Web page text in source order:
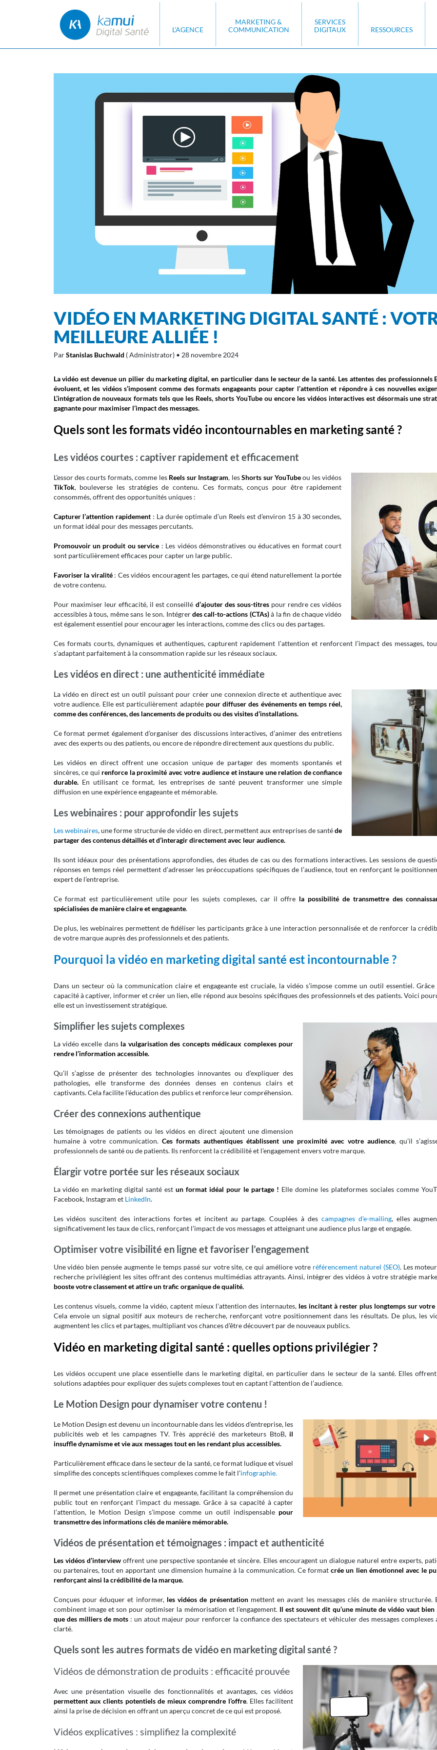
L'AGENCE
MARKETING &
COMMUNICATION
SERVICES
DIGITAUX
RESSOURCES
VIDÉO EN MARKETING DIGITAL SANTÉ :
MEILLEURE ALLIÉE !
ParStanislas Buchwald ( Administrator) • 28 novembre 2024
La vidéo est devenue un pilier du marketing digital, en particulier dans le secteur de la santé. Les attentes des professionnels
évoluent, et les vidéos s’imposent comme des formats engageants pour capter l’attention et répondre à ces nouvelles
L’intégration de nouveaux formats tels que les Reels, shorts YouTube ou encore les vidéos interactives est désormais une
gagnante pour maximiser l’impact des messages.
Quels sont les formats vidéo incontournables en marketing santé ?
Les vidéos courtes : captiver rapidement et efficacement
L’essor des courts formats, comme les Reels sur Instagram, lesShorts sur YouTubeou les vidéos
TikTok, bouleverse les stratégies de contenu. Ces formats, conçus pour être rapidement
consommés, offrent des opportunités uniques :
Capturer l’attention rapidement : La durée optimale d’un Reels est d’environ 15 à 30 secondes,
un format idéal pour des messages percutants.
Promouvoir un produit ou service : Les vidéos démonstratives ou éducatives en format court
sont particulièrement efficaces pour capter un large public.
Favoriser la viralité: Ces vidéos encouragent les partages, ce qui étend naturellement la portée
de votre contenu.
Pour maximiser leur efficacité, il est conseillé d’ajouter des sous-titrespour rendre ces vidéos
accessibles à tous, même sans le son. Intégrerdes call-to-actions (CTAs)à la fin de chaque vidéo
est également essentiel pour encourager les interactions, comme des clics ou des partages.
Ces formats courts, dynamiques et authentiques, capturent rapidement l’attention et renforcent l’impact des messages,
s’adaptant parfaitement à la consommation rapide sur les réseaux sociaux.
Les vidéos en direct : une authenticité immédiate
La vidéo en direct est un outil puissant pour créer une connexion directe et authentique avec
votre audience. Elle est particulièrement adaptée pour diffuser des événements en temps réel,
comme des conférences, des lancements de produits ou des visites d’installations.
Ce format permet également d’organiser des discussions interactives, d’animer des entretiens
avec des experts ou des patients, ou encore de répondre directement aux questions du public.
Les vidéos en direct offrent une occasion unique de partager des moments spontanés et
sincères, ce qui renforce la proximité avec votre audience et instaure une relation de confiance
durable.En utilisant ce format, les entreprises de santé peuvent transformer une simple
diffusion en une expérience engageante et mémorable.
Les webinaires : pour approfondir les sujets
Les webinaires, une forme structurée de vidéo en direct, permettent aux entreprises de santéde
partager des contenus détaillés et d’interagir directement avec leur audience.
Ils sont idéaux pour des présentations approfondies, des études de cas ou des formations interactives. Les sessions de
réponses en temps réel permettent d’adresser les préoccupations spécifiques de l’audience, tout en renforçant le
expert de l’entreprise.
Ce format est particulièrement utile pour les sujets complexes, car il offre la possibilité de transmettre des
spécialisées de manière claire et engageante.
De plus, les webinaires permettent de fidéliser les participants grâce à une interaction personnalisée et de renforcer la
de votre marque auprès des professionnels et des patients.
Pourquoi la vidéo en marketing digital santé est incontournable ?
Dans un secteur où la communication claire et engageante est cruciale, la vidéo s’impose comme un outil essentiel. Grâce
capacité à captiver, informer et créer un lien, elle répond aux besoins spécifiques des professionnels et des patients. Voici
elle est un investissement stratégique.
Simplifier les sujets complexes
La vidéo excelle dans la vulgarisation des concepts médicaux complexes pour
rendre l’information accessible.
Qu’il s’agisse de présenter des technologies innovantes ou d’expliquer des
pathologies, elle transforme des données denses en contenus clairs et
captivants. Cela facilite l’éducation des publics et renforce leur compréhension.
Créer des connexions authentique
Les témoignages de patients ou les vidéos en direct ajoutent une dimension
humaine à votre communication.Ces formats authentiques établissent une proximité avec votre audience, qu’il
professionnels de santé ou de patients. Ils renforcent la crédibilité et l’engagement envers votre marque.
Élargir votre portée sur les réseaux sociaux
La vidéo en marketing digital santé estun format idéal pour le partage ! Elle domine les plateformes sociales comme
Facebook, Instagram et LinkedIn.
Les vidéos suscitent des interactions fortes et incitent au partage. Couplées à des campagnes d’e-mailing, elles
significativement les taux de clics, renforçant l’impact de vos messages et atteignant une audience plus large et engagée.
Optimiser votre visibilité en ligne et favoriser l’engagement
Une vidéo bien pensée augmente le temps passé sur votre site, ce qui améliore votre référencement naturel (SEO). Les
recherche privilégient les sites offrant des contenus multimédias attrayants. Ainsi, intégrer des vidéos à votre stratégie
booste votre classement et attire un trafic organique de qualité.
Les contenus visuels, comme la vidéo, captent mieux l’attention des internautes, les incitant à rester plus longtemps sur votre
Cela envoie un signal positif aux moteurs de recherche, renforçant votre positionnement dans les résultats. De plus, les
augmentent les clics et partages, multipliant vos chances d’être découvert par de nouveaux publics.
Vidéo en marketing digital santé : quelles options privilégier ?
Les vidéos occupent une place essentielle dans le marketing digital, en particulier dans le secteur de la santé. Elles
solutions adaptées pour expliquer des sujets complexes tout en captant l’attention de l’audience.
Le Motion Design pour dynamiser votre contenu !
Le Motion Design est devenu un incontournable dans les vidéos d’entreprise, les
publicités web et les campagnes TV. Très apprécié des marketeurs BtoB, il
insuffle dynamisme et vie aux messages tout en les rendant plus accessibles.
Particulièrement efficace dans le secteur de la santé, ce format ludique et visuel
simplifie des concepts scientifiques complexes comme le fait l’infographie.
Il permet une présentation claire et engageante, facilitant la compréhension du
public tout en renforçant l’impact du message. Grâce à sa capacité à capter
l’attention, le Motion Design s’impose comme un outil indispensable pour
transmettre des informations clés de manière mémorable.
Vidéos de présentation et témoignages : impact et authenticité
Les vidéos d’interviewoffrent une perspective spontanée et sincère. Elles encouragent un dialogue naturel entre experts,
ou partenaires, tout en apportant une dimension humaine à la communication. Ce formatcrée un lien émotionnel avec le
renforçant ainsi la crédibilité de la marque.
Conçues pour éduquer et informer, les vidéos de présentationmettent en avant les messages clés de manière structurée.
combinent image et son pour optimiser la mémorisation et l’engagement. Il est souvent dit qu’une minute de vidéo vaut bien
que des milliers de mots: un atout majeur pour renforcer la confiance des spectateurs et véhiculer des messages complexes
clarté.
Quels sont les autres formats de vidéo en marketing digital santé ?
Vidéos de démonstration de produits : efficacité prouvée
Avec une présentation visuelle des fonctionnalités et avantages, ces vidéos
permettent aux clients potentiels de mieux comprendre l’offre. Elles facilitent
ainsi la prise de décision en offrant un aperçu concret de ce qui est proposé.
Vidéos explicatives : simplifiez la complexité